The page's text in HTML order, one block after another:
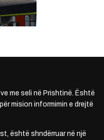
me seli në Prishtinë. Është
mision informimin e drejtë
është shndërruar në një